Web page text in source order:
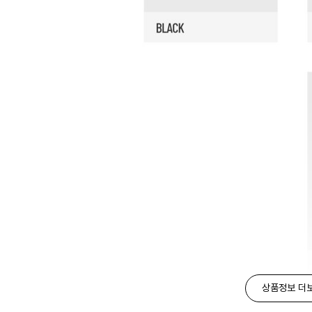
상품정보 더